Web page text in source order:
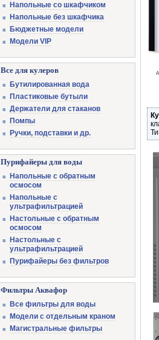
Напольные со шкафчиком
Напольные без шкафчика
Бюджетные модели
Модели VIP
Все для кулеров
Бутилированная вода
Пластиковые бутыли
Держатели для стаканов
Помпы
Ручки, подставки и др.
Пурифайеры для воды
Напольные с обратным
осмосом
Напольные с
ультрафильтрацией
Настольные с обратным
осмосом
Настольные с
ультрафильтрацией
Пурифайеры без фильтров
Фильтры Аквафор
Все фильтры для воды
Модели с отдельным краном
Магистральные фильтры